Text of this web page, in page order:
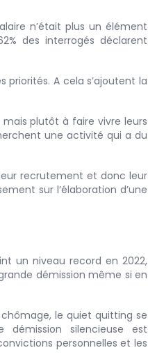
n’était plus un élément
des interrogés déclarent
A cela s’ajoutent la
plutôt à faire vivre leurs
une activité qui a du
recrutement et donc leur
sur l’élaboration d’une
un niveau record en 2022,
démission même si en
le quiet quitting se
silencieuse est
personnelles et les